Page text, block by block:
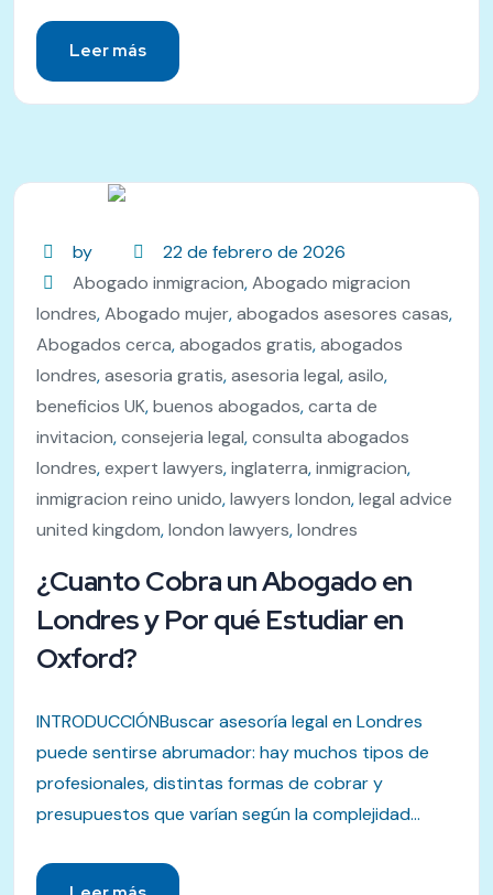
Leer más
by
22 de febrero de 2026
Abogado inmigracion,Abogado migracion
londres,Abogado mujer,abogados asesores casas,
Abogados cerca,abogados gratis,abogados
londres,asesoria gratis,asesoria legal,asilo,
beneficios UK,buenos abogados,carta de
invitacion,consejeria legal,consulta abogados
londres,expert lawyers,inglaterra,inmigracion,
inmigracion reino unido,lawyers london,legal advice
united kingdom,london lawyers,londres
¿Cuanto Cobra un Abogado en
Londres y Por qué Estudiar en
Oxford?
INTRODUCCIÓNBuscar asesoría legal en Londres
puede sentirse abrumador: hay muchos tipos de
profesionales, distintas formas de cobrar y
presupuestos que varían según la complejidad...